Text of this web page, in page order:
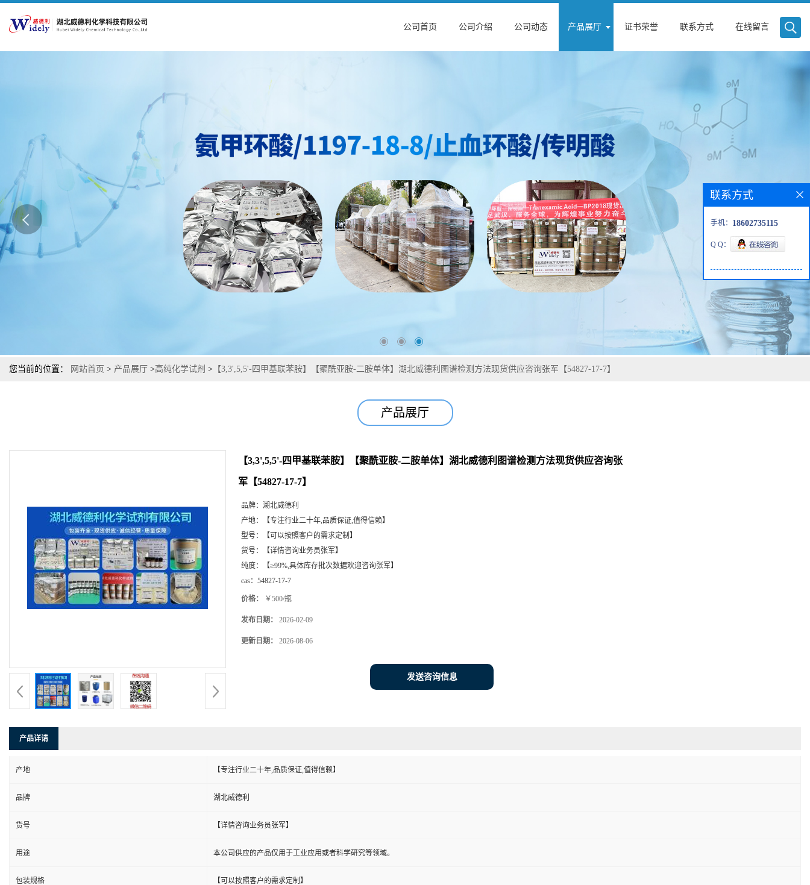
公司首页 公司介绍 公司动态 产品展厅 证书荣誉 联系方式 在线留言
您当前的位置： 网站首页 > 产品展厅 >高纯化学试剂 > 【3,3',5,5'-四甲基联苯胺】【聚酰亚胺-二胺单体】湖北威德利图谱检测方法现货供应咨询张军【54827-17-7】
产品展厅
【3,3',5,5'-四甲基联苯胺】【聚酰亚胺-二胺单体】湖北威德利图谱检测方法现货供应咨询张
军【54827-17-7】
品牌： 湖北威德利
产地：
【专注行业二十年,品质保证,值得信赖】
型号：
【可以按照客户的需求定制】
货号：
【详情咨询业务员张军】
纯度：
【≥99%,具体库存批次数据欢迎咨询张军】
cas： 54827-17-7
价格： ￥500/瓶
发布日期： 2026-02-09
更新日期： 2026-08-06
发送咨询信息
产品详请
产地 【专注行业二十年,品质保证,值得信赖】
品牌 湖北威德利
货号 【详情咨询业务员张军】
用途 本公司供应的产品仅用于工业应用或者科学研究等领域。
包装规格 【可以按照客户的需求定制】
联系方式
手机： 18602735115
Q Q：